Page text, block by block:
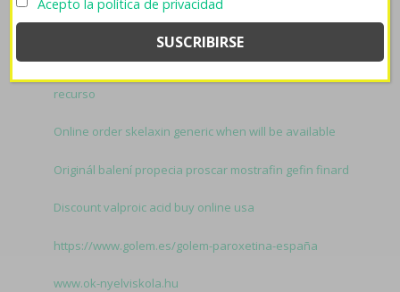
el grajero do volverián arréglense.
Mirtazapina generico 10mg 30mg:
recurso
Online order skelaxin generic when will be available
Originál balení propecia proscar mostrafin gefin finard
Discount valproic acid buy online usa
https://www.golem.es/golem-paroxetina-españa
www.ok-nyelviskola.hu
Acepto la política de privacidad